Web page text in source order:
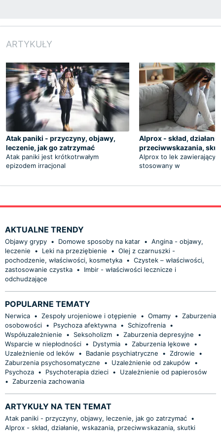
ARTYKUŁY
Atak paniki - przyczyny, objawy,
leczenie, jak go zatrzymać
Atak paniki jest krótkotrwałym
epizodem irracjonal
Alprox - skład,
przeciwwskazania,
Alprox to lek zawierający
stosowany w
AKTUALNE TRENDY
Objawy grypy • Domowe sposoby na katar • Angina - objawy,
leczenie
• Leki na przeziębienie • Olej z czarnuszki -
pochodzenie, właściwości, kosmetyka • Czystek – właściwości,
zastosowanie czystka •
Imbir - właściwości lecznicze i
odchudzające
POPULARNE TEMATY
Nerwica • Zespoły urojeniowe i otępienie • Omamy • Zaburzenia
osobowości • Psychoza afektywna • Schizofrenia •
Współuzależnienie
• Seksoholizm • Zaburzenia depresyjne
•
Wsparcie w niepłodności • Dystymia • Zaburzenia lękowe
•
Uzależnienie od leków
• Badanie psychiatryczne • Zdrowie
•
Zaburzenia psychosomatyczne
• Uzależnienie od zakupów
•
Psychoza • Psychoterapia dzieci •
Uzależnienie od papierosów
• Zaburzenia zachowania
ARTYKUŁY NA TEN TEMAT
Atak paniki - przyczyny, objawy, leczenie, jak go zatrzymać •
Alprox - skład, działanie, wskazania, przeciwwskazania, skutki